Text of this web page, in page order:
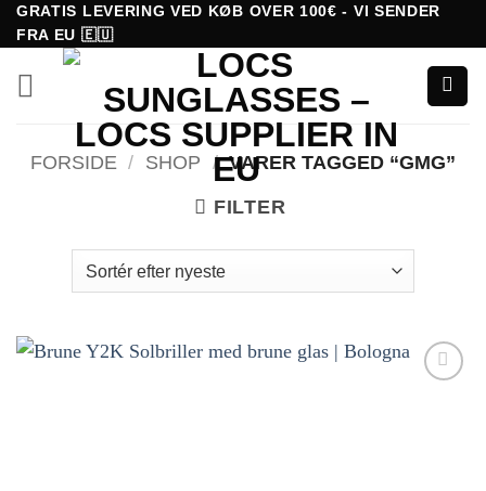
Fortsæt
til
indhold
GRATIS LEVERING VED KØB OVER 100€ - VI SENDER
FRA EU 🇪🇺
FORSIDE / SHOP / VARER TAGGED “GMG”
FILTER